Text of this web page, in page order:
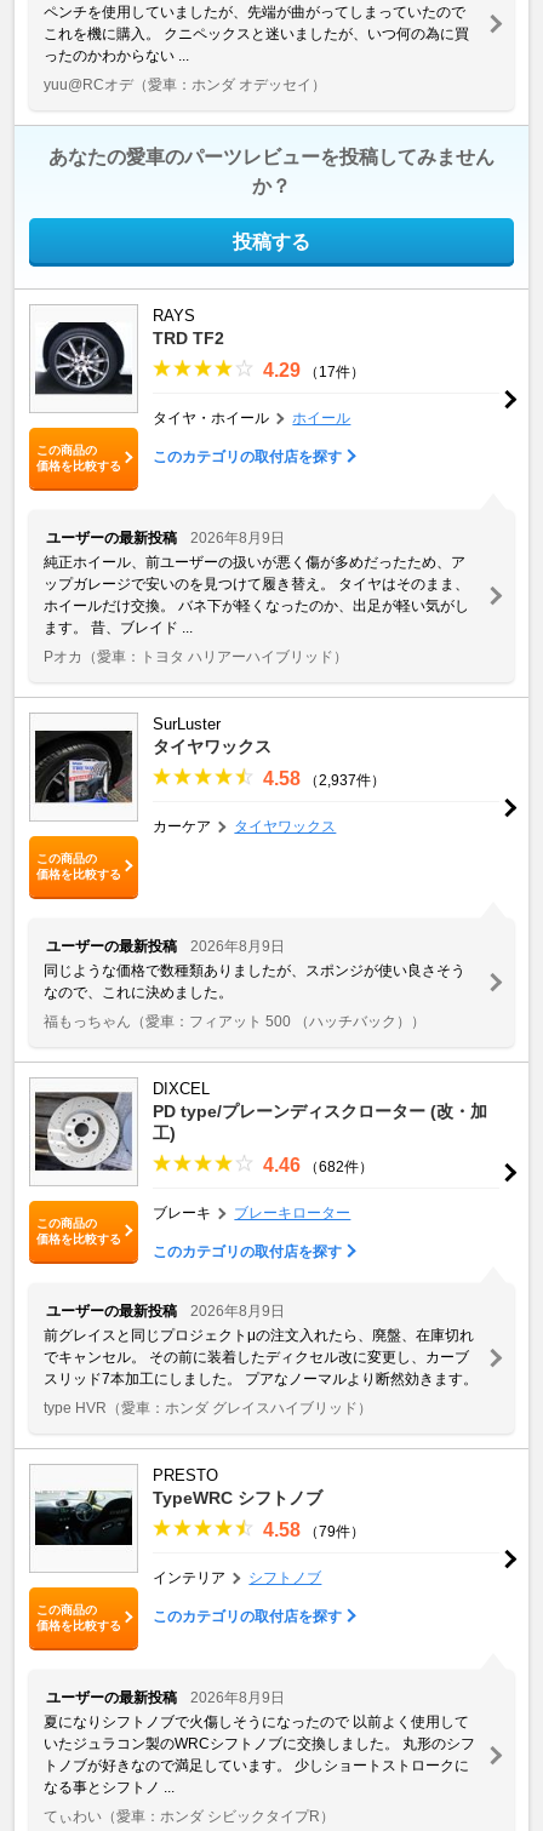
ペンチを使用していましたが、先端が曲がってしまっていたので
これを機に購入。 クニペックスと迷いましたが、いつ何の為に買
ったのかわからない ...
yuu@RCオデ（愛車：ホンダ オデッセイ）
あなたの愛車のパーツレビューを投稿してみません
か？
投稿する
この商品の
価格を比較する
RAYS
TRD TF2
4.29 （17件）
タイヤ・ホイール ホイール
このカテゴリの取付店を探す
ユーザーの最新投稿
2026年8月9日
純正ホイール、前ユーザーの扱いが悪く傷が多めだったため、ア
ップガレージで安いのを見つけて履き替え。 タイヤはそのまま、
ホイールだけ交換。 バネ下が軽くなったのか、出足が軽い気がし
ます。 昔、ブレイド ...
Pオカ
（愛車：トヨタ ハリアーハイブリッド）
この商品の
価格を比較する
SurLuster
タイヤワックス
4.58 （2,937件）
カーケア タイヤワックス
ユーザーの最新投稿
2026年8月9日
同じような価格で数種類ありましたが、スポンジが使い良さそう
なので、これに決めました。
福もっちゃん （愛車：フィアット 500 （ハッチバック））
この商品の
価格を比較する
DIXCEL
PD type/プレーンディスクローター (改・加
工)
4.46 （682件）
ブレーキ ブレーキローター
このカテゴリの取付店を探す
ユーザーの最新投稿
2026年8月9日
前グレイスと同じプロジェクトμの注文入れたら、廃盤、在庫切れ
でキャンセル。 その前に装着したディクセル改に変更し、カーブ
スリッド7本加工にしました。 プアなノーマルより断然効きます。
type HVR （愛車：ホンダ グレイスハイブリッド）
この商品の
価格を比較する
PRESTO
TypeWRC シフトノブ
4.58 （79件）
インテリア シフトノブ
このカテゴリの取付店を探す
ユーザーの最新投稿
2026年8月9日
夏になりシフトノブで火傷しそうになったので 以前よく使用して
いたジュラコン製のWRCシフトノブに交換しました。 丸形のシフ
トノブが好きなので満足しています。 少しショートストロークに
なる事とシフトノ ...
てぃわい （愛車：ホンダ シビックタイプR）